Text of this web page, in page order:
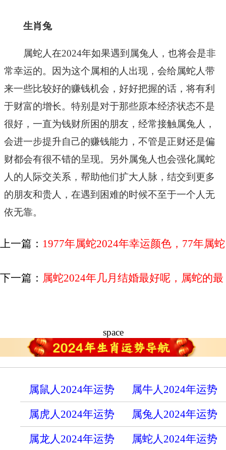
生肖兔
属蛇人在2024年如果遇到属兔人，也将会是非
常幸运的。因为这个属相的人出现，会给属蛇人带
来一些比较好的赚钱机会，好好把握的话，将有利
于财富的增长。特别是对于那些原本经济状态不是
很好，一直为钱财所困的朋友，经常接触属兔人，
会进一步提升自己的赚钱能力，不管是正财还是偏
财都会有很不错的呈现。另外属兔人也会强化属蛇
人的人际交关系，帮助他们扩大人脉，结交到更多
的朋友和贵人，在遇到困难的时候不至于一个人无
依无靠。
上一篇： 1977年属蛇2024年幸运颜色，77年属蛇
下一篇： 属蛇2024年几月结婚最好呢，属蛇的最
space
属鼠人2024年运势 属牛人2024年运势
属虎人2024年运势 属兔人2024年运势
属龙人2024年运势 属蛇人2024年运势